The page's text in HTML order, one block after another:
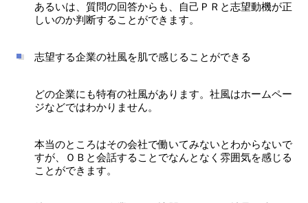
あるいは、質問の回答からも、自己ＰＲと志望動機が正
しいのか判断することができます。
志望する企業の社風を肌で感じることができる
どの企業にも特有の社風があります。社風はホームペー
ジなどではわかりません。
本当のところはその会社で働いてみないとわからないで
すが、ＯＢと会話することでなんとなく雰囲気を感じる
ことができます。